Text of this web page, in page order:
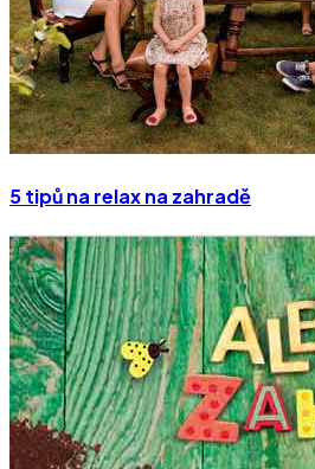
5 tipů na relax na zahradě